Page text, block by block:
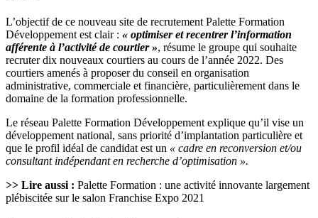
L’objectif de ce nouveau site de recrutement Palette Formation
Développement est clair : « optimiser et recentrer l’information
afférente à l’activité de courtier », résume le groupe qui souhaite
recruter dix nouveaux courtiers au cours de l’année 2022. Des
courtiers amenés à proposer du conseil en organisation
administrative, commerciale et financière, particulièrement dans le
domaine de la formation professionnelle.
Le réseau Palette Formation Développement explique qu’il vise un
développement national, sans priorité d’implantation particulière et
que le profil idéal de candidat est un « cadre en reconversion et/ou
consultant indépendant en recherche d’optimisation ».
>> Lire aussi : Palette Formation : une activité innovante largement
plébiscitée sur le salon Franchise Expo 2021